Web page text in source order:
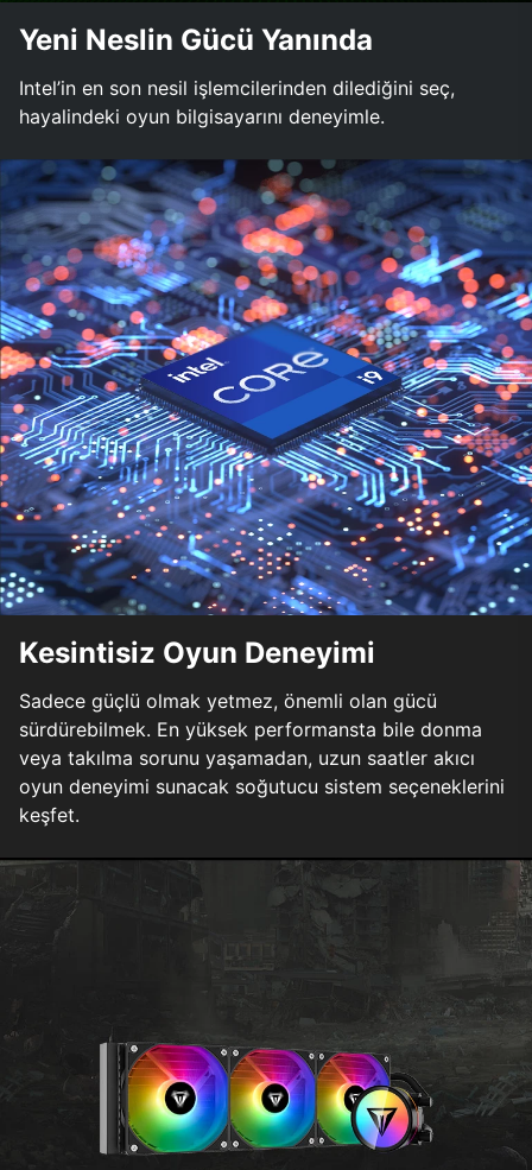
Yeni Neslin Gücü Yanında
Intel’in en son nesil işlemcilerinden dilediğini seç,
hayalindeki oyun bilgisayarını deneyimle.
Kesintisiz Oyun Deneyimi
Sadece güçlü olmak yetmez, önemli olan gücü
sürdürebilmek. En yüksek performansta bile donma
veya takılma sorunu yaşamadan, uzun saatler akıcı
oyun deneyimi sunacak soğutucu sistem seçeneklerini
keşfet.